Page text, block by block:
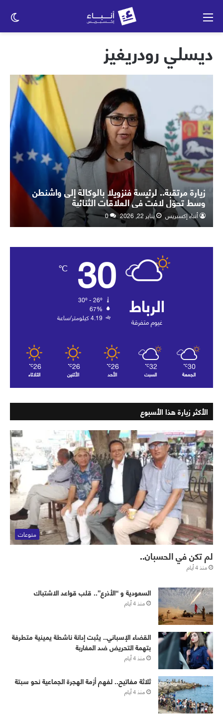
ديسلي رودريغيز
زيارة مرتقبة.. لرئيسة فنزويلا بالوكالة إلى واشنطن
وسط تحوّل لافت في العلاقات الثنائية
أنباء إكسبريس يناير 22, 2026 0
الرباط
غيوم متفرقة
30
℃
67%
4.19 كيلومتر/ساعة
30
℃
الجمعة
32
℃
السبت
26
℃
الأحد
26
℃
الأثنين
26
℃
الثلاثاء
الأكثر زيارة هذا الأسبوع
منوعات
لم تكن في الحسبان..
منذ 4 أيام
‏⁧‫السعودية‬⁩ و “الأذرع”.. قلب قواعد الاشتباك
منذ 4 أيام
القضاء الإسباني.. يثبت إدانة ناشطة يمينية متطرفة
بتهمة التحريض ضد المغاربة
منذ 4 أيام
ثلاثة مفاتيح.. لفهم أزمة الهجرة الجماعية نحو سبتة
منذ 4 أيام